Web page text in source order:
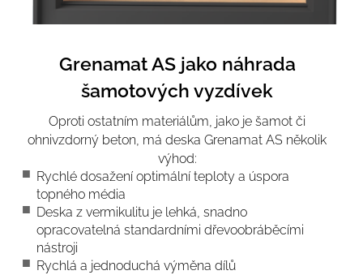
Grenamat AS jako náhrada
šamotových vyzdívek
Oproti ostatním materiálům, jako je šamot či
ohnivzdorný beton, má deska Grenamat AS několik
výhod:
Rychlé dosažení optimální teploty a úspora
topného média
Deska z vermikulitu je lehká, snadno
opracovatelná standardními dřevoobráběcími
nástroji
Rychlá a jednoduchá výměna dílů